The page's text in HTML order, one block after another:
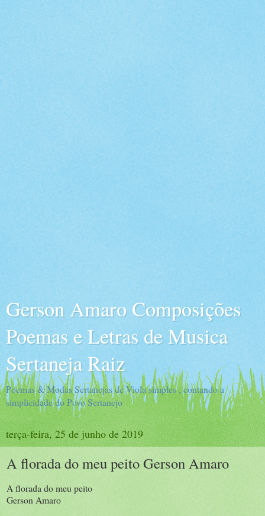
Gerson Amaro Composições
Poemas e Letras de Musica
Sertaneja Raiz
Poemas & Modas Sertanejas de Viola simples , contando a
simplicidade do Povo Sertanejo
terça-feira, 25 de junho de 2019
A florada do meu peito Gerson Amaro
A florada do meu peito
Gerson Amaro